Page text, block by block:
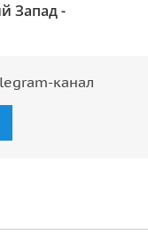
Запад -
канал